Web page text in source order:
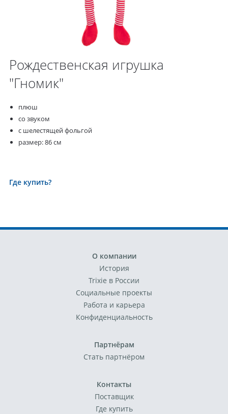
Рождественская игрушка
"Гномик"
плюш
со звуком
с шелестящей фольгой
размер: 86 см
Где купить?
О компании
История
Trixie в России
Социальные проекты
Работа и карьера
Конфиденциальность
Партнёрам
Стать партнёром
Контакты
Поставщик
Где купить